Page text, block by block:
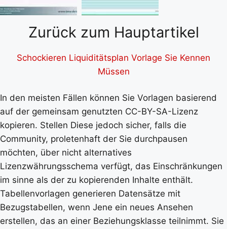
Zurück zum Hauptartikel
Schockieren Liquiditätsplan Vorlage Sie Kennen
Müssen
In den meisten Fällen können Sie Vorlagen basierend
auf der gemeinsam genutzten CC-BY-SA-Lizenz
kopieren. Stellen Diese jedoch sicher, falls die
Community, proletenhaft der Sie durchpausen
möchten, über nicht alternatives
Lizenzwährungsschema verfügt, das Einschränkungen
im sinne als der zu kopierenden Inhalte enthält.
Tabellenvorlagen generieren Datensätze mit
Bezugstabellen, wenn Jene ein neues Ansehen
erstellen, das an einer Beziehungsklasse teilnimmt. Sie